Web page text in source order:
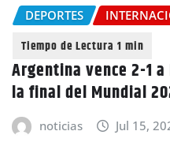
DEPORTES
Argentina vence 2-1
la final del Mundial
noticias Jul 15,